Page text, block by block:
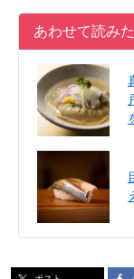
あわせて読み